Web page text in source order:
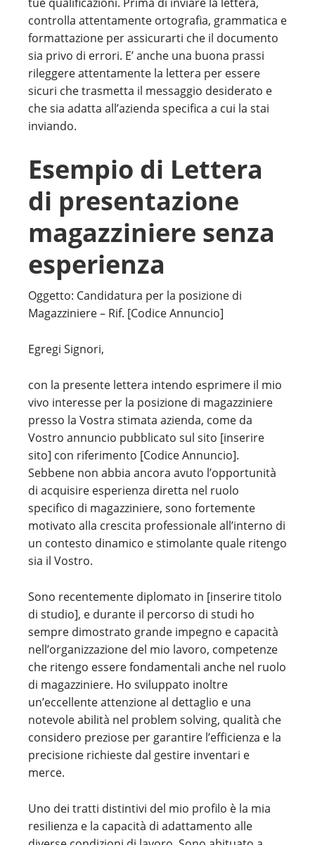
controlla attentamente ortografia, grammatica e
formattazione per assicurarti che il documento
sia privo di errori. E’ anche una buona prassi
rileggere attentamente la lettera per essere
sicuri che trasmetta il messaggio desiderato e
che sia adatta all’azienda specifica a cui la stai
inviando.
Esempio di Lettera
di presentazione
magazziniere senza
esperienza
Oggetto: Candidatura per la posizione di
Magazziniere – Rif. [Codice Annuncio]
Egregi Signori,
con la presente lettera intendo esprimere il mio
vivo interesse per la posizione di magazziniere
presso la Vostra stimata azienda, come da
Vostro annuncio pubblicato sul sito [inserire
sito] con riferimento [Codice Annuncio].
Sebbene non abbia ancora avuto l’opportunità
di acquisire esperienza diretta nel ruolo
specifico di magazziniere, sono fortemente
motivato alla crescita professionale all’interno di
un contesto dinamico e stimolante quale ritengo
sia il Vostro.
Sono recentemente diplomato in [inserire titolo
di studio], e durante il percorso di studi ho
sempre dimostrato grande impegno e capacità
nell’organizzazione del mio lavoro, competenze
che ritengo essere fondamentali anche nel ruolo
di magazziniere. Ho sviluppato inoltre
un’eccellente attenzione al dettaglio e una
notevole abilità nel problem solving, qualità che
considero preziose per garantire l’efficienza e la
precisione richieste dal gestire inventari e
merce.
Uno dei tratti distintivi del mio profilo è la mia
resilienza e la capacità di adattamento alle